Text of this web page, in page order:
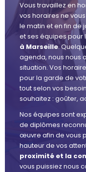
Vous travaillez en
vos horaires ne
le matin et en fin de
et ses équipes pour
à Marseille.
agenda, nous nous
situation. Vos
pour la garde de
tout selon vos
souhaitez : goûter,
Nos équipes sont
de diplômes
œuvre afin de vous
hauteur de vos
proximité et la
vous puissiez nous